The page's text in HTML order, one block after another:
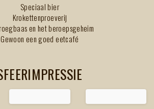
Speciaal bier
Krokettenproeverij
en het beroepsgeheim
Gewoon een goed eetcafé